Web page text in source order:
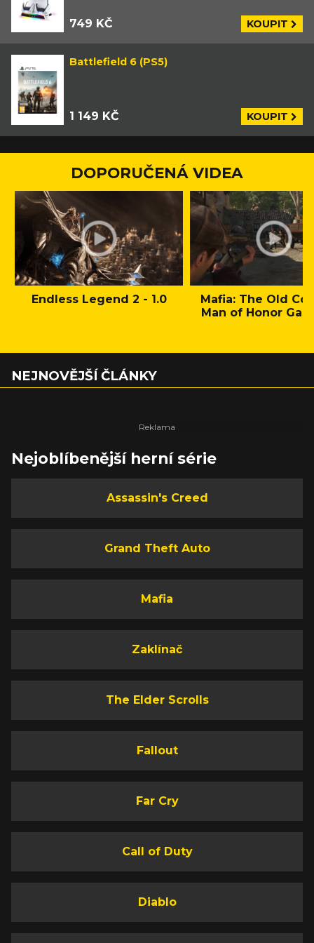
749 KČ KOUPIT
Battlefield 6 (PS5)
1 149 KČ KOUPIT
DOPORUČENÁ VIDEA
Endless Legend 2 - 1.0
Mafia: The Old
Man of Honor
NEJNOVĚJŠÍ ČLÁNKY
Nejoblíbenější herní série
Assassin's Creed
Grand Theft Auto
Mafia
Zaklínač
The Elder Scrolls
Fallout
Far Cry
Call of Duty
Diablo